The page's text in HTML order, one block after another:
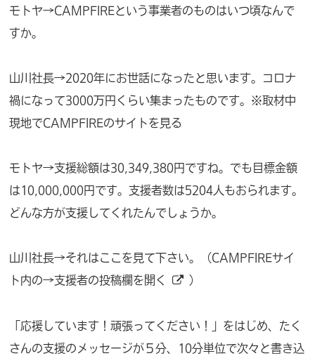
モトヤ→CAMPFIREという事業者のものはいつ頃なんで
すか。
山川社長→2020年にお世話になったと思います。コロナ
禍になって3000万円くらい集まったものです。※取材中
現地でCAMPFIREのサイトを見る
モトヤ→支援総額は30,349,380円ですね。でも目標金額
は10,000,000円です。支援者数は5204人もおられます。
どんな方が支援してくれたんでしょうか。
山川社長→それはここを見て下さい。（CAMPFIREサイ
ト内の→支援者の投稿欄を開く
）
「応援しています！頑張ってください！」をはじめ、たく
さんの支援のメッセージが５分、10分単位で次々と書き込